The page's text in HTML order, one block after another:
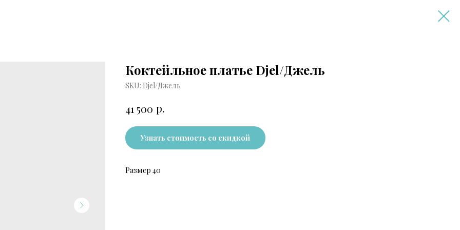
Коктейльное платье Djel/Джель
SKU: Djel/Джель
41 500 р.
Узнать стоимость со скидкой
Размер 40